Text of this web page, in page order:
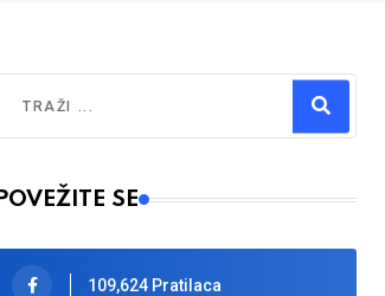
Type 2 or more characters for results.
POVEŽITE SE
109,624 Pratilaca